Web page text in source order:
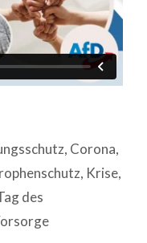
, Corona,
, Krise,
des